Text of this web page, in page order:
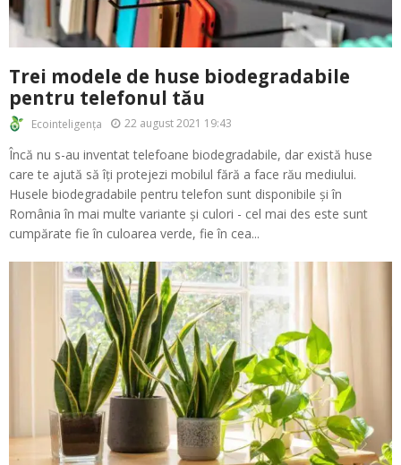
Trei modele de huse biodegradabile
pentru telefonul tău
Ecointeligența 22 august 2021 19:43
Încă nu s-au inventat telefoane biodegradabile, dar există huse
care te ajută să îți protejezi mobilul fără a face rău mediului.
Husele biodegradabile pentru telefon sunt disponibile și în
România în mai multe variante și culori - cel mai des este sunt
cumpărate fie în culoarea verde, fie în cea...